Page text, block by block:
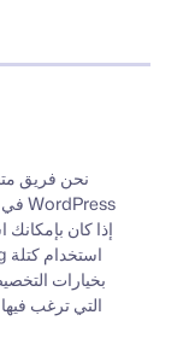
نحن فريق
إذا كان
التي ترغب